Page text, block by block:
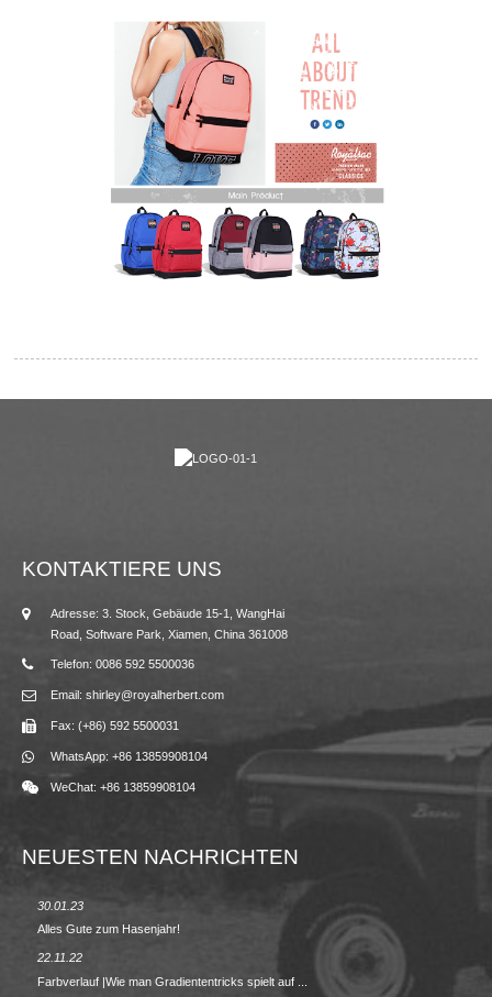
KONTAKTIERE UNS
Adresse: 3. Stock, Gebäude 15-1, WangHai
Road, Software Park, Xiamen, China 361008
Telefon: 0086 592 5500036
Email: shirley@royalherbert.com
Fax: (+86) 592 5500031
WhatsApp: +86 13859908104
WeChat: +86 13859908104
NEUESTEN NACHRICHTEN
30.01.23
Alles Gute zum Hasenjahr!
22.11.22
Farbverlauf |Wie man Gradiententricks spielt auf ...